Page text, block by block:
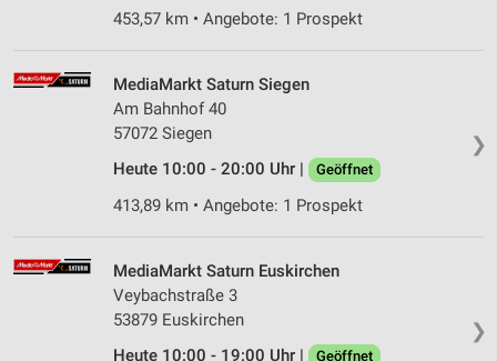
453,57 km • Angebote: 1 Prospekt
❯
MediaMarkt Saturn Siegen
Am Bahnhof 40
57072 Siegen
Heute 10:00 - 20:00 Uhr |
Geöffnet
413,89 km • Angebote: 1 Prospekt
❯
MediaMarkt Saturn Euskirchen
Veybachstraße 3
53879 Euskirchen
Heute 10:00 - 19:00 Uhr |
Geöffnet
Erstellung von Profilen für personalisierte
Verwendung von Profilen zur Auswahl
von Inhalten
Verwendung von Profilen zur Auswahl
personalisierter Inhalte